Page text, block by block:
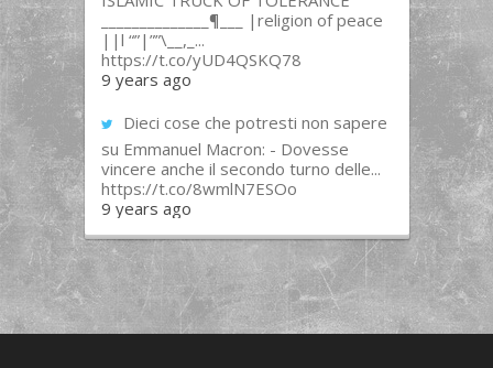
______________¶___ |religion of peace
||l “”|””\__,_...
https://t.co/yUD4QSKQ78
9 years ago
Dieci cose che potresti non sapere
su Emmanuel Macron: - Dovesse
vincere anche il secondo turno delle...
https://t.co/8wmlN7ESOo
9 years ago